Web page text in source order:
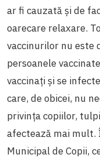
ar fi cauzată și de
oarecare relaxare.
vaccinurilor nu este
persoanele
vaccinați și se
care, de obicei, nu
privința copiilor,
afectează mai mult.
Municipal de Copii,